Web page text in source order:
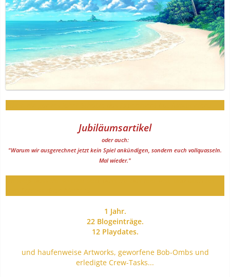
Jubiläumsartikel
oder auch:
"Warum wir ausgerechnet jetzt kein Spiel ankündigen, sondern euch vollquasseln.
Mal wieder."
1 Jahr.
22 Blogeinträge.
12 Playdates.
und haufenweise Artworks, geworfene Bob-Ombs und
erledigte Crew-Tasks...